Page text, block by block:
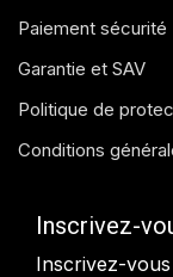
Paiement sécurité
Garantie et SAV
Politique de
Conditions
Inscrivez-
Inscrivez-